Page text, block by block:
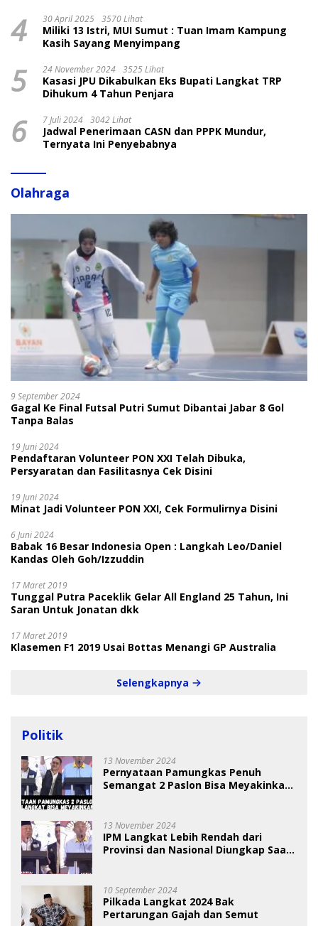
4 30 April 2025 3570 Lihat
Miliki 13 Istri, MUI Sumut : Tuan Imam Kampung
Kasih Sayang Menyimpang
5 24 November 2024 3525 Lihat
Kasasi JPU Dikabulkan Eks Bupati Langkat TRP
Dihukum 4 Tahun Penjara
6 7 Juli 2024 3042 Lihat
Jadwal Penerimaan CASN dan PPPK Mundur,
Ternyata Ini Penyebabnya
Olahraga
9 September 2024
Gagal Ke Final Futsal Putri Sumut Dibantai Jabar 8 Gol
Tanpa Balas
19 Juni 2024
Pendaftaran Volunteer PON XXI Telah Dibuka,
Persyaratan dan Fasilitasnya Cek Disini
19 Juni 2024
Minat Jadi Volunteer PON XXI, Cek Formulirnya Disini
6 Juni 2024
Babak 16 Besar Indonesia Open : Langkah Leo/Daniel
Kandas Oleh Goh/Izzuddin
17 Maret 2019
Tunggal Putra Paceklik Gelar All England 25 Tahun, Ini
Saran Untuk Jonatan dkk
17 Maret 2019
Klasemen F1 2019 Usai Bottas Menangi GP Australia
Selengkapnya
Politik
13 November 2024
Pernyataan Pamungkas Penuh
Semangat 2 Paslon Bisa Meyakinkan
13 November 2024
IPM Langkat Lebih Rendah dari
Provinsi dan Nasional Diungkap Saat
10 September 2024
Pilkada Langkat 2024 Bak
Pertarungan Gajah dan Semut